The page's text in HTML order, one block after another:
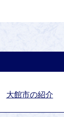
大館市の紹介